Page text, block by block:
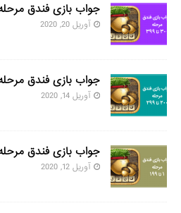
جواب بازی فندق مرحله ۳۰۰ تا
آوریل 20, 2020
جواب بازی فندق مرحله ۲۰۰ تا
آوریل 14, 2020
جواب بازی فندق مرحله ۱ تا
آوریل 12, 2020